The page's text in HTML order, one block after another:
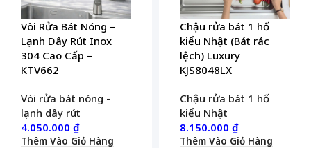
Vòi Rửa Bát Nóng –
Lạnh Dây Rút Inox
304 Cao Cấp –
KTV662
Vòi rửa bát nóng -
lạnh dây rút
4.050.000 ₫
Thêm Vào Giỏ Hàng
Chậu rửa bát 1 hố
kiểu Nhật (Bát rác
lệch) Luxury
KJS8048LX
Chậu rửa bát 1 hố
kiểu Nhật
8.150.000 ₫
Thêm Vào Giỏ Hàng